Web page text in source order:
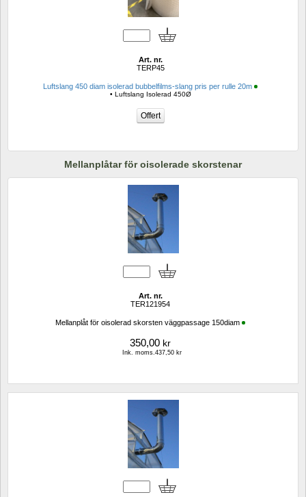
Art. nr.
TERP45
Luftslang 450 diam isolerad bubbelfilms-slang pris per rulle 20m
• Luftslang Isolerad 450Ø
Mellanplåtar för oisolerade skorstenar
Art. nr.
TER121954
Mellanplåt för oisolerad skorsten väggpassage 150diam
350,00 kr
Ink. moms.437,50 kr